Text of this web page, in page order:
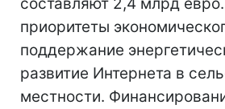
приоритеты
поддержание
развитие Интернета в
местности.